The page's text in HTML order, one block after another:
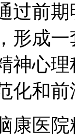
过前
形成
神心
化和前
医院